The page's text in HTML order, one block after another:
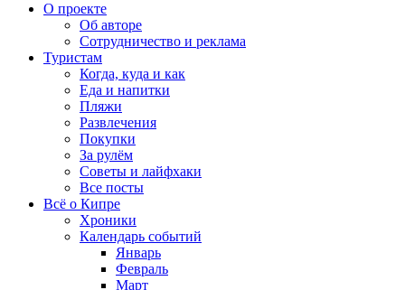
О проекте
Об авторе
Сотрудничество и реклама
Туристам
Когда, куда и как
Еда и напитки
Пляжи
Развлечения
Покупки
За рулём
Советы и лайфхаки
Все посты
Всё о Кипре
Хроники
Календарь событий
Январь
Февраль
Март